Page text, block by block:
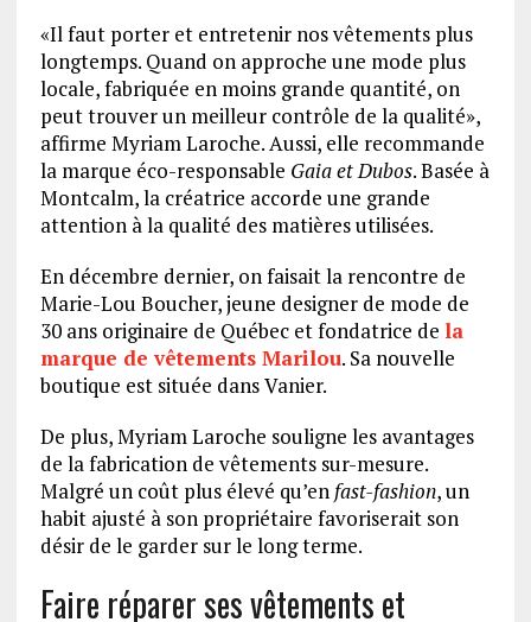
«Il faut porter et entretenir nos vêtements plus
longtemps. Quand on approche une mode plus
locale, fabriquée en moins grande quantité, on
peut trouver un meilleur contrôle de la qualité»,
affirme Myriam Laroche. Aussi, elle recommande
la marque éco-responsable Gaia et Dubos. Basée à
Montcalm, la créatrice accorde une grande
attention à la qualité des matières utilisées.
En décembre dernier, on faisait la rencontre de
Marie-Lou Boucher, jeune designer de mode de
30 ans originaire de Québec et fondatrice de la
marque de vêtements Marilou. Sa nouvelle
boutique est située dans Vanier.
De plus, Myriam Laroche souligne les avantages
de la fabrication de vêtements sur-mesure.
Malgré un coût plus élevé qu’en fast-fashion, un
habit ajusté à son propriétaire favoriserait son
désir de le garder sur le long terme.
Faire réparer ses vêtements et